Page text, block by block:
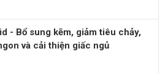
- Bổ sung kẽm, giảm tiêu chảy,
và cải thiện giấc ngủ